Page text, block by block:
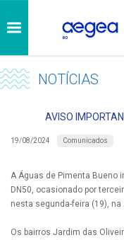
NOTÍCIAS
AVISO
19/08/2024 Comunicados
A Águas de Pimenta Bueno
DN50, ocasionado por
nesta segunda-feira (19), na
Os bairros Jardim das